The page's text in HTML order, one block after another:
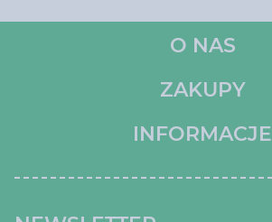
O NAS
ZAKUPY
INFORMACJE